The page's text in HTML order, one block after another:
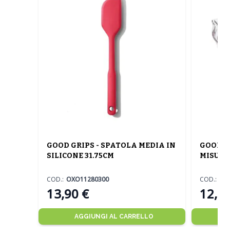
GOOD GRIPS - SPATOLA MEDIA IN
SILICONE 31.75CM
13,90 €
COD.: OXO11280300
AGGIUNGI AL CARRELLO
GOOD
COD.: